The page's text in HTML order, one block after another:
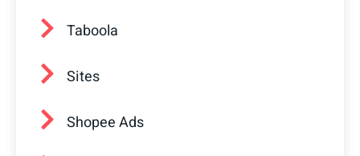
Taboola
Sites
Shopee Ads